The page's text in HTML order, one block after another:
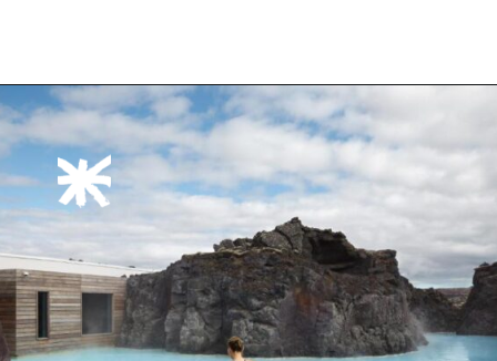
Opening